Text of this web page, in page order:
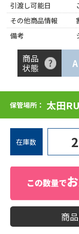
引渡し可能日
その他商品情報
備考
商品
状態
A
保管場所： 太田
在庫数 2
商